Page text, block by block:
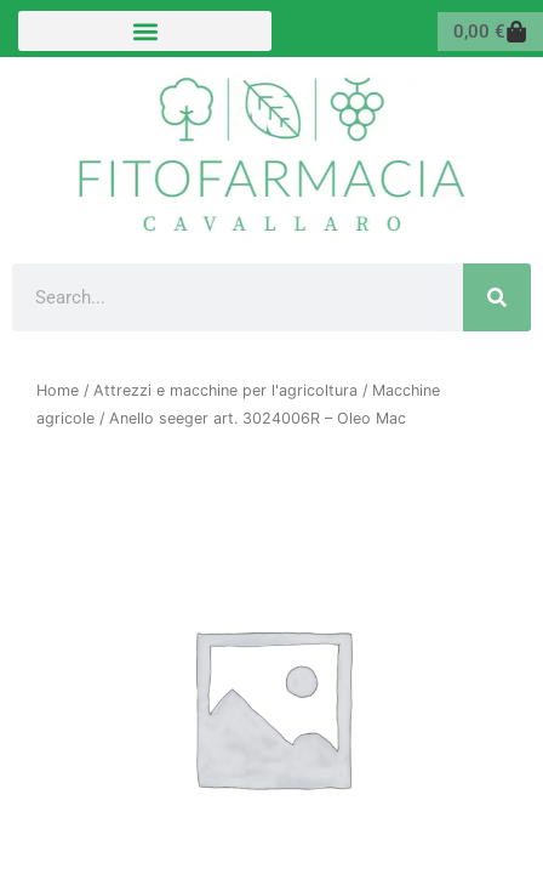
Vai
0,00 €
Home / Attrezzi e macchine per l'agricoltura / Macchine
agricole / Anello seeger art. 3024006R – Oleo Mac